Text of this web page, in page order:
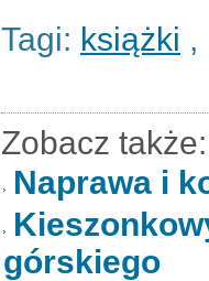
Tagi: książki ,
Zobacz także:
Naprawa i
górskiego